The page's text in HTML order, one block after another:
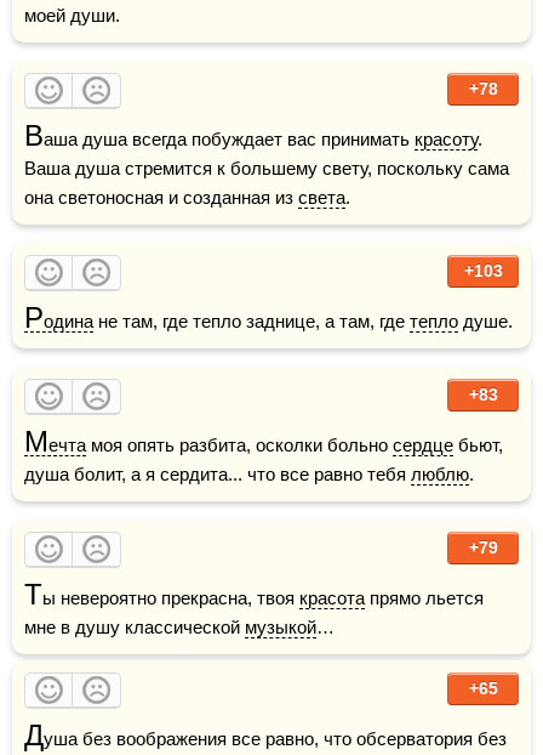
моей души.
+78
Ваша душа всегда побуждает вас принимать красоту.
Ваша душа стремится к большему свету, поскольку сама
она светоносная и созданная из света.
+103
Родина не там, где тепло заднице, а там, где тепло душе.
+83
Мечта моя опять разбита, осколки больно сердце бьют,
душа болит, а я сердита... что все равно тебя люблю.
+79
Ты невероятно прекрасна, твоя красота прямо льется
мне в душу классической музыкой…
+65
Душа без воображения все равно, что обсерватория без